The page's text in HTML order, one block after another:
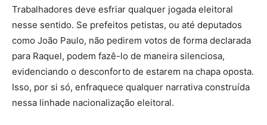
Trabalhadores deve esfriar qualquer jogada eleitoral
nesse sentido. Se prefeitos petistas, ou até deputados
como João Paulo, não pedirem votos de forma declarada
para Raquel, podem fazê-lo de maneira silenciosa,
evidenciando o desconforto de estarem na chapa oposta.
Isso, por si só, enfraquece qualquer narrativa construída
nessa linhade nacionalização eleitoral.